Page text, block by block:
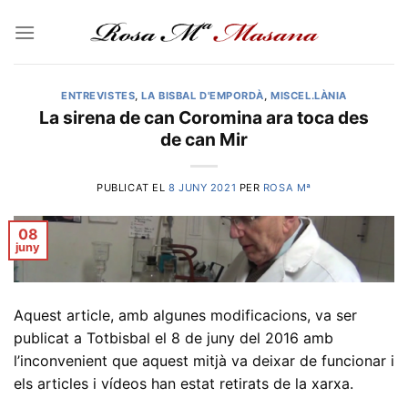
ENTREVISTES,LA BISBAL D'EMPORDÀ,MISCEL.LÀNIA
La sirena de can Coromina ara toca des
de can Mir
PUBLICAT EL 8 JUNY 2021 PER ROSA Mª
08
juny
Aquest article, amb algunes modificacions, va ser
publicat a Totbisbal el 8 de juny del 2016 amb
l’inconvenient que aquest mitjà va deixar de funcionar i
els articles i vídeos han estat retirats de la xarxa.